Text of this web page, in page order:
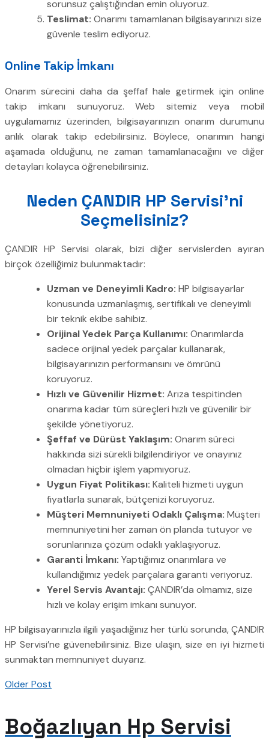
sorunsuz çalıştığından emin oluyoruz.
Teslimat: Onarımı tamamlanan bilgisayarınızı size
güvenle teslim ediyoruz.
Online Takip İmkanı
Onarım sürecini daha da şeffaf hale getirmek için online
takip imkanı sunuyoruz. Web sitemiz veya mobil
uygulamamız üzerinden, bilgisayarınızın onarım durumunu
anlık olarak takip edebilirsiniz. Böylece, onarımın hangi
aşamada olduğunu, ne zaman tamamlanacağını ve diğer
detayları kolayca öğrenebilirsiniz.
Neden ÇANDIR HP Servisi’ni
Seçmelisiniz?
ÇANDIR HP Servisi olarak, bizi diğer servislerden ayıran
birçok özelliğimiz bulunmaktadır:
Uzman ve Deneyimli Kadro: HP bilgisayarlar
konusunda uzmanlaşmış, sertifikalı ve deneyimli
bir teknik ekibe sahibiz.
Orijinal Yedek Parça Kullanımı: Onarımlarda
sadece orijinal yedek parçalar kullanarak,
bilgisayarınızın performansını ve ömrünü
koruyoruz.
Hızlı ve Güvenilir Hizmet: Arıza tespitinden
onarıma kadar tüm süreçleri hızlı ve güvenilir bir
şekilde yönetiyoruz.
Şeffaf ve Dürüst Yaklaşım: Onarım süreci
hakkında sizi sürekli bilgilendiriyor ve onayınız
olmadan hiçbir işlem yapmıyoruz.
Uygun Fiyat Politikası: Kaliteli hizmeti uygun
fiyatlarla sunarak, bütçenizi koruyoruz.
Müşteri Memnuniyeti Odaklı Çalışma: Müşteri
memnuniyetini her zaman ön planda tutuyor ve
sorunlarınıza çözüm odaklı yaklaşıyoruz.
Garanti İmkanı: Yaptığımız onarımlara ve
kullandığımız yedek parçalara garanti veriyoruz.
Yerel Servis Avantajı: ÇANDIR’da olmamız, size
hızlı ve kolay erişim imkanı sunuyor.
HP bilgisayarınızla ilgili yaşadığınız her türlü sorunda, ÇANDIR
HP Servisi’ne güvenebilirsiniz. Bize ulaşın, size en iyi hizmeti
sunmaktan memnuniyet duyarız.
Older Post
Boğazlıyan Hp Servisi